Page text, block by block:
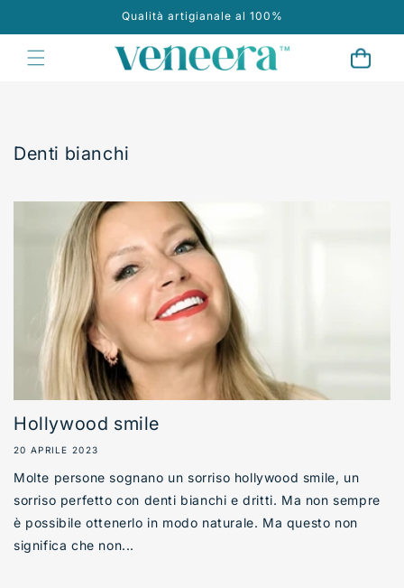
ai contenuti
Qualità artigianale al 100%
Carrello
Denti bianchi
Hollywood smile
20 APRILE 2023
Molte persone sognano un sorriso hollywood smile, un
sorriso perfetto con denti bianchi e dritti. Ma non sempre
è possibile ottenerlo in modo naturale. Ma questo non
significa che non...